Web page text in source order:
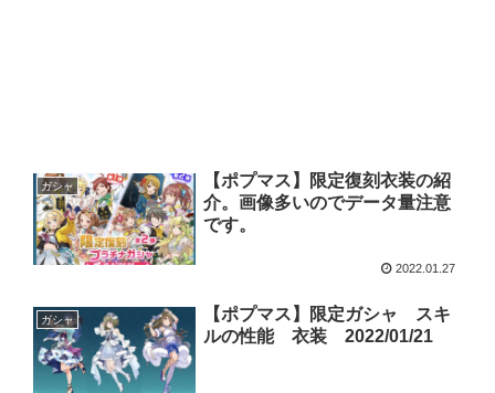
ガシャ
【ポプマス】限定復刻衣装の紹
介。画像多いのでデータ量注意
です。
2022.01.27
ガシャ
【ポプマス】限定ガシャ スキ
ルの性能 衣装 2022/01/21